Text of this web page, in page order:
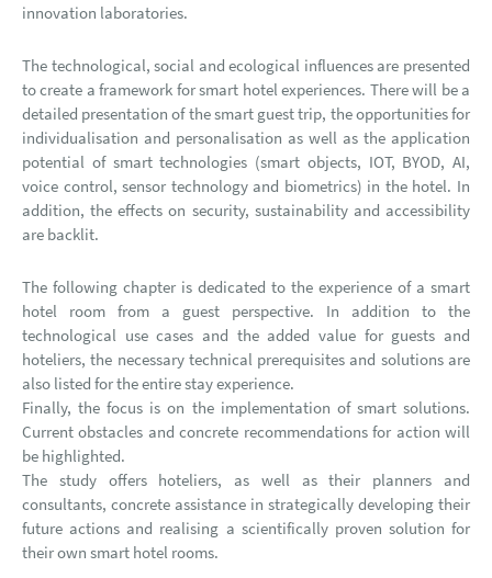
innovation laboratories.
The technological, social and ecological influences are presented
to create a framework for smart hotel experiences. There will be a
detailed presentation of the smart guest trip, the opportunities for
individualisation and personalisation as well as the application
potential of smart technologies (smart objects, IOT, BYOD, AI,
voice control, sensor technology and biometrics) in the hotel. In
addition, the effects on security, sustainability and accessibility
are backlit.
The following chapter is dedicated to the experience of a smart
hotel room from a guest perspective. In addition to the
technological use cases and the added value for guests and
hoteliers, the necessary technical prerequisites and solutions are
also listed for the entire stay experience.
Finally, the focus is on the implementation of smart solutions.
Current obstacles and concrete recommendations for action will
be highlighted.
The study offers hoteliers, as well as their planners and
consultants, concrete assistance in strategically developing their
future actions and realising a scientifically proven solution for
their own smart hotel rooms.